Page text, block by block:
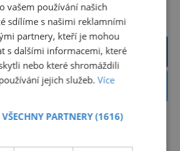
CÍSAŘ PEDRO II.
na Facebooku
Sdílet na Twitteru
vašem používání našich
sdílíme s našimi reklamními
partnery, kteří je mohou
s dalšími informacemi, které
nebo které shromáždili
jejich služeb.Více
PARTNERY(1616)